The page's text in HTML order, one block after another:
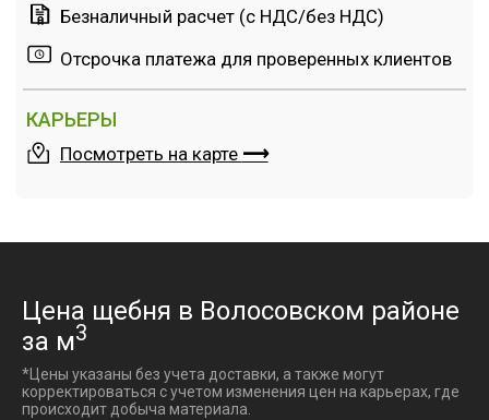
Цена щебня в Волосовском районе
за м3
*Цены указаны без учета доставки, а также могут
корректироваться с учетом изменения цен на карьерах, где
происходит добыча материала.